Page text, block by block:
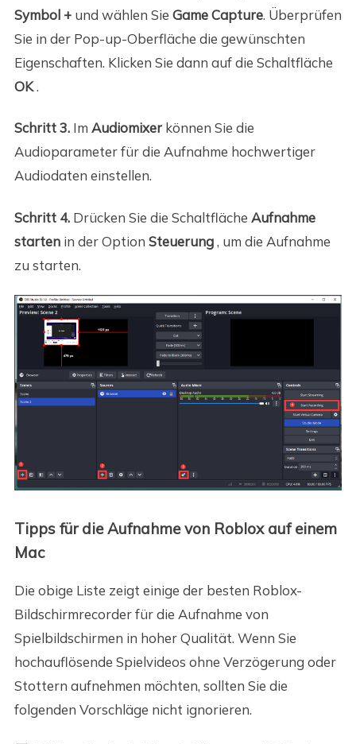
Symbol + und wählen Sie Game Capture. Überprüfen
Sie in der Pop-up-Oberfläche die gewünschten
Eigenschaften. Klicken Sie dann auf die Schaltfläche
OK.
Schritt 3. Im Audiomixerkönnen Sie die
Audioparameter für die Aufnahme hochwertiger
Audiodaten einstellen.
Schritt 4. Drücken Sie die Schaltfläche Aufnahme
startenin der Option Steuerung, um die Aufnahme
zu starten.
Tipps für die Aufnahme von Roblox auf einem
Mac
Die obige Liste zeigt einige der besten Roblox-
Bildschirmrecorder für die Aufnahme von
Spielbildschirmen in hoher Qualität. Wenn Sie
hochauflösende Spielvideos ohne Verzögerung oder
Stottern aufnehmen möchten, sollten Sie die
folgenden Vorschläge nicht ignorieren.